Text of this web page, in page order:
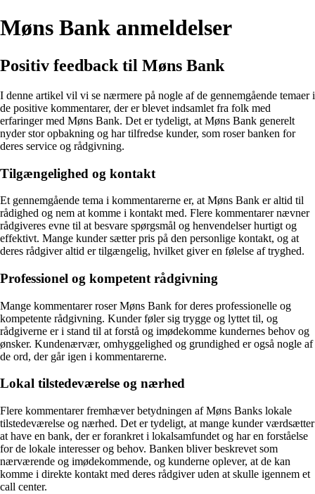
Møns Bank anmeldelser
Positiv feedback til Møns Bank
I denne artikel vil vi se nærmere på nogle af de gennemgående temaer i
de positive kommentarer, der er blevet indsamlet fra folk med
erfaringer med Møns Bank. Det er tydeligt, at Møns Bank generelt
nyder stor opbakning og har tilfredse kunder, som roser banken for
deres service og rådgivning.
Tilgængelighed og kontakt
Et gennemgående tema i kommentarerne er, at Møns Bank er altid til
rådighed og nem at komme i kontakt med. Flere kommentarer nævner
rådgiveres evne til at besvare spørgsmål og henvendelser hurtigt og
effektivt. Mange kunder sætter pris på den personlige kontakt, og at
deres rådgiver altid er tilgængelig, hvilket giver en følelse af tryghed.
Professionel og kompetent rådgivning
Mange kommentarer roser Møns Bank for deres professionelle og
kompetente rådgivning. Kunder føler sig trygge og lyttet til, og
rådgiverne er i stand til at forstå og imødekomme kundernes behov og
ønsker. Kundenærvær, omhyggelighed og grundighed er også nogle af
de ord, der går igen i kommentarerne.
Lokal tilstedeværelse og nærhed
Flere kommentarer fremhæver betydningen af Møns Banks lokale
tilstedeværelse og nærhed. Det er tydeligt, at mange kunder værdsætter
at have en bank, der er forankret i lokalsamfundet og har en forståelse
for de lokale interesser og behov. Banken bliver beskrevet som
nærværende og imødekommende, og kunderne oplever, at de kan
komme i direkte kontakt med deres rådgiver uden at skulle igennem et
call center.